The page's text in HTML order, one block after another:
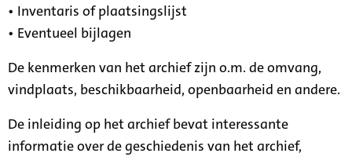
• Inventaris of plaatsingslijst
• Eventueel bijlagen
De kenmerken van het archief zijn o.m. de omvang,
vindplaats, beschikbaarheid, openbaarheid en andere.
De inleiding op het archief bevat interessante
informatie over de geschiedenis van het archief,